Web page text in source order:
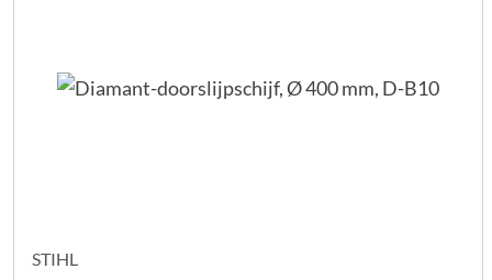
STIHL